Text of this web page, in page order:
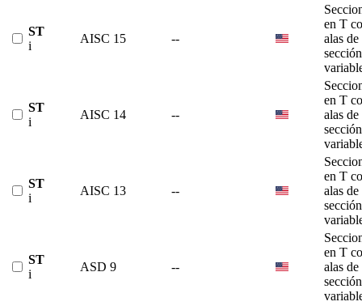
ST
i
AISC 15 --
en T
alas de
sección
ST
i
AISC 14 --
en T
alas de
sección
ST
i
AISC 13 --
en T
alas de
sección
ST
i
ASD 9 --
en T
alas de
sección